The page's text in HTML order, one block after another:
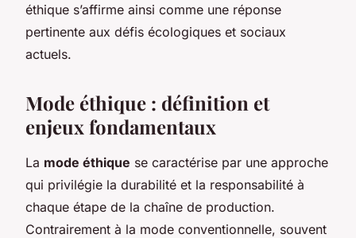
éthique s’affirme ainsi comme une réponse
pertinente aux défis écologiques et sociaux
actuels.
Mode éthique : définition et
enjeux fondamentaux
La mode éthique se caractérise par une approche
qui privilégie la durabilité et la responsabilité à
chaque étape de la chaîne de production.
Contrairement à la mode conventionnelle, souvent